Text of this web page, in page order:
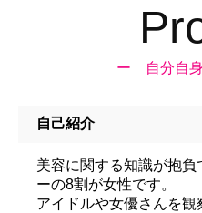
ー 自分自
自己紹介
美容に関する知識が抱
ーの8割が女性です。
アイドルや女優さんを観